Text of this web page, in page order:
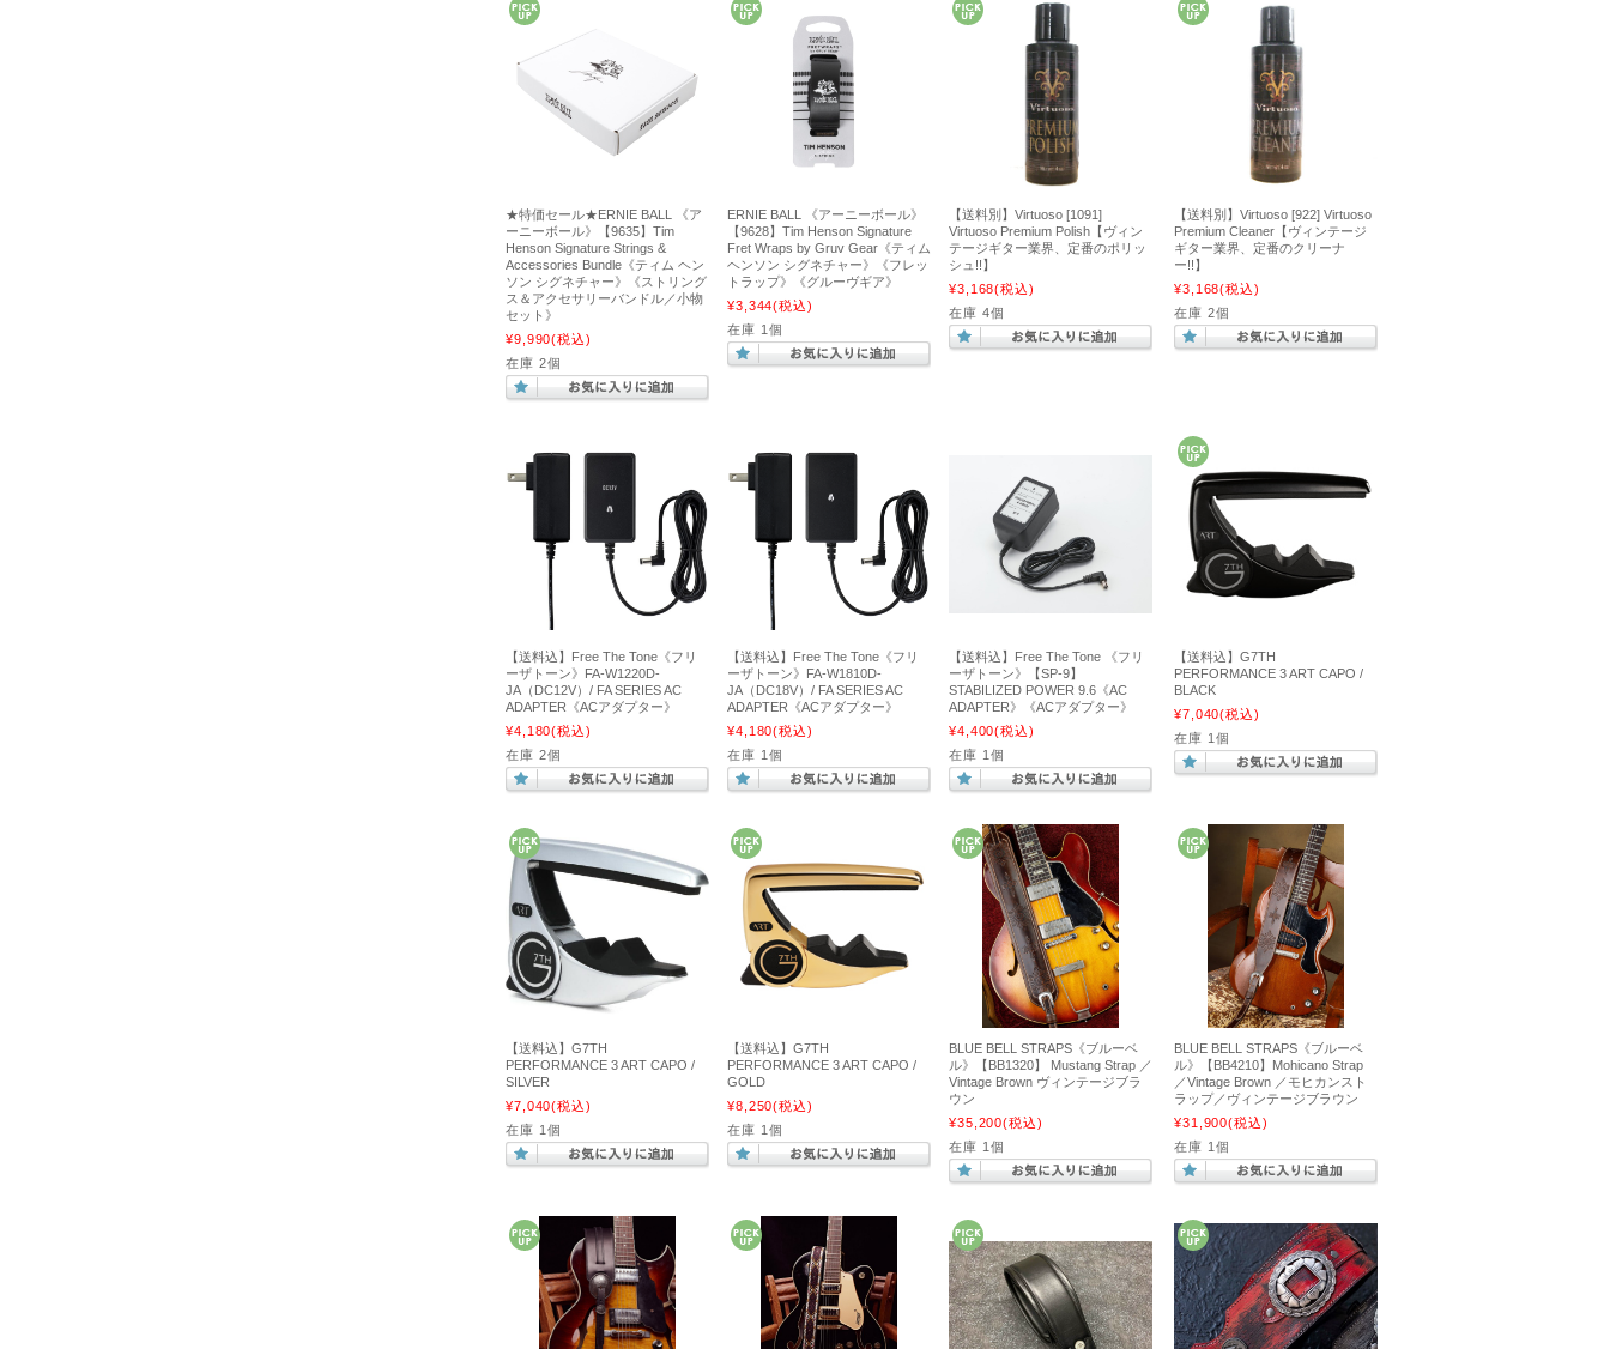
★特価セール★ERNIE BALL 《ア
ーニーボール》【9635】Tim
Henson Signature Strings &
Accessories Bundle《ティム ヘン
ソン シグネチャー》《ストリング
ス＆アクセサリーバンドル／小物
セット》
¥9,990(税込)
在庫 2個
ERNIE BALL 《アーニーボール》
【9628】Tim Henson Signature
Fret Wraps by Gruv Gear《ティム
ヘンソン シグネチャー》《フレッ
トラップ》《グルーヴギア》
¥3,344(税込)
在庫 1個
【送料別】Virtuoso [1091]
Virtuoso Premium Polish【ヴィン
テージギター業界、定番のポリッ
シュ!!】
¥3,168(税込)
在庫 4個
【送料別】Virtuoso [922] Virtuoso
Premium Cleaner【ヴィンテージ
ギター業界、定番のクリーナ
ー!!】
¥3,168(税込)
在庫 2個
【送料込】Free The Tone《フリ
ーザトーン》FA-W1220D-
JA（DC12V）/ FA SERIES AC
ADAPTER《ACアダプター》
¥4,180(税込)
在庫 2個
【送料込】Free The Tone《フリ
ーザトーン》FA-W1810D-
JA（DC18V）/ FA SERIES AC
ADAPTER《ACアダプター》
¥4,180(税込)
在庫 1個
【送料込】Free The Tone 《フリ
ーザトーン》【SP-9】
STABILIZED POWER 9.6《AC
ADAPTER》《ACアダプター》
¥4,400(税込)
在庫 1個
【送料込】G7TH
PERFORMANCE 3 ART CAPO /
BLACK
¥7,040(税込)
在庫 1個
【送料込】G7TH
PERFORMANCE 3 ART CAPO /
SILVER
¥7,040(税込)
在庫 1個
【送料込】G7TH
PERFORMANCE 3 ART CAPO /
GOLD
¥8,250(税込)
在庫 1個
BLUE BELL STRAPS《ブルーベ
ル》【BB1320】 Mustang Strap ／
Vintage Brown ヴィンテージブラ
ウン
¥35,200(税込)
在庫 1個
BLUE BELL STRAPS《ブルーベ
ル》【BB4210】Mohicano Strap
／Vintage Brown ／モヒカンスト
ラップ／ヴィンテージブラウン
¥31,900(税込)
在庫 1個